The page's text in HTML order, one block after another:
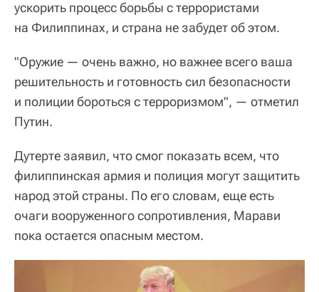
ускорить процесс борьбы с террористами
на Филиппинах, и страна не забудет об этом.
"Оружие — очень важно, но важнее всего ваша
решительность и готовность сил безопасности
и полиции бороться с терроризмом", — отметил
Путин.
Дутерте заявил, что смог показать всем, что
филиппинская армия и полиция могут защитить
народ этой страны. По его словам, еще есть
очаги вооруженного сопротивления, Марави
пока остается опасным местом.